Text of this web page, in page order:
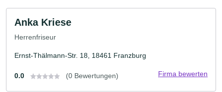
Anka Kriese
Herrenfriseur
Ernst-Thälmann-Str. 18, 18461 Franzburg
0.0 (0 Bewertungen) Firma bewerten